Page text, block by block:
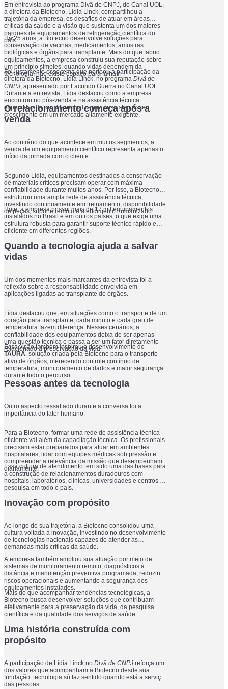
Em entrevista ao programa Divã de CNPJ, do Canal UOL,
a diretora da Biotecno, Lídia Linck, compartilhou a
trajetória da empresa, os desafios de atuar em áreas
críticas da saúde e a visão que sustenta um dos maiores
parques de equipamentos de refrigeração científica do
país.
Há 25 anos, a Biotecno desenvolve soluções para
conservação de vacinas, medicamentos, amostras
biológicas e órgãos para transplante. Mais do que fabricar
equipamentos, a empresa construiu sua reputação sobre
um princípio simples: quando vidas dependem da
tecnologia, não existe espaço para falhas.
Foi justamente esse tema que norteou a participação da
diretora da Biotecno, Lídia Linck, no programa Divã de
CNPJ, apresentado por Facundo Guerra no Canal UOL.
Durante a entrevista, Lídia destacou como a empresa
encontrou no pós-venda e na assistência técnica
especializada um diferencial capaz de sustentar seu
crescimento em um mercado altamente exigente.
O relacionamento começa após a
venda
Ao contrário do que acontece em muitos segmentos, a
venda de um equipamento científico representa apenas o
início da jornada com o cliente.
Segundo Lídia, equipamentos destinados à conservação
de materiais críticos precisam operar com máxima
confiabilidade durante muitos anos. Por isso, a Biotecno
estruturou uma ampla rede de assistência técnica,
investindo continuamente em treinamento, disponibilidade
de peças, suporte remoto e atendimento humanizado.
Hoje, a empresa possui mais de 17 mil equipamentos
instalados no Brasil e em outros países, o que exige uma
estrutura robusta para garantir suporte técnico rápido e
eficiente em diferentes regiões.
Quando a tecnologia ajuda a salvar
vidas
Um dos momentos mais marcantes da entrevista foi a
reflexão sobre a responsabilidade envolvida em
aplicações ligadas ao transplante de órgãos.
Lídia destacou que, em situações como o transporte de um
coração para transplante, cada minuto e cada grau de
temperatura fazem diferença. Nesses cenários, a
confiabilidade dos equipamentos deixa de ser apenas
uma questão técnica e passa a ser um fator diretamente
relacionado à preservação da vida.
Essa visão também inspirou o desenvolvimento do
TAURA , solução criada pela Biotecno para o transporte
ativo de órgãos, oferecendo controle contínuo de
temperatura, monitoramento de dados e maior segurança
durante todo o percurso.
Pessoas antes da tecnologia
Outro aspecto ressaltado durante a conversa foi a
importância do fator humano.
Para a Biotecno, formar uma rede de assistência técnica
eficiente vai além da capacitação técnica. Os profissionais
precisam estar preparados para atuar em ambientes
hospitalares, lidar com equipes médicas sob pressão e
compreender a relevância da missão que desempenham
diariamente.
Essa cultura de atendimento tem sido uma das bases para
a construção de relacionamentos duradouros com
hospitais, laboratórios, clínicas, universidades e centros de
pesquisa em todo o país.
Inovação com propósito
Ao longo de sua trajetória, a Biotecno consolidou uma
cultura voltada à inovação, investindo no desenvolvimento
de tecnologias nacionais capazes de atender às
demandas mais críticas da saúde.
A empresa também ampliou sua atuação por meio de
sistemas de monitoramento remoto, diagnósticos à
distância e manutenção preventiva programada, reduzindo
riscos operacionais e aumentando a segurança dos
equipamentos instalados.
Mais do que acompanhar tendências tecnológicas, a
Biotecno busca desenvolver soluções que contribuam
efetivamente para a preservação da vida, da pesquisa
científica e da qualidade dos serviços de saúde.
Uma história construída com
propósito
A participação de Lídia Linck no Divã de CNPJ reforça um
dos valores que acompanham a Biotecno desde sua
fundação: tecnologia só faz sentido quando está a serviço
das pessoas.